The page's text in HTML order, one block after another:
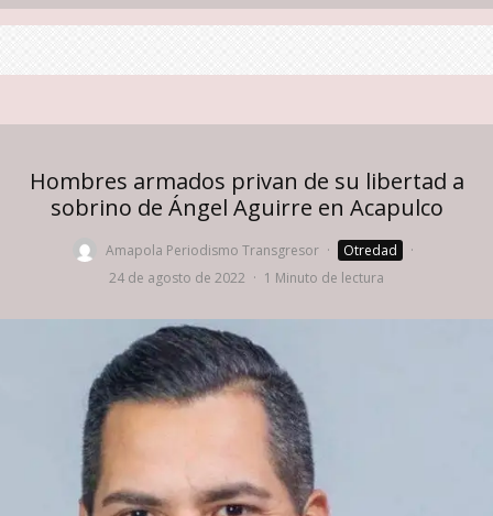
Hombres armados privan de su libertad a
sobrino de Ángel Aguirre en Acapulco
Amapola Periodismo Transgresor · Otredad
·
24 de agosto de 2022 · 1 Minuto de lectura